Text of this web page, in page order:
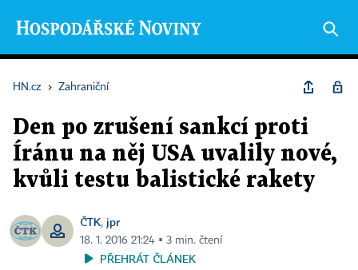
HN.cz › Zahraniční
Den po zrušení sankcí proti
Íránu na něj USA uvalily nové,
kvůli testu balistické rakety
ČTK, jpr
18. 1. 2016 21:24 ▪ 3 min. čtení
PŘEHRÁT ČLÁNEK